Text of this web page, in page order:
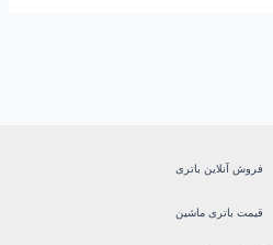
فروش آنلاین باتری
قیمت باتری ماشین